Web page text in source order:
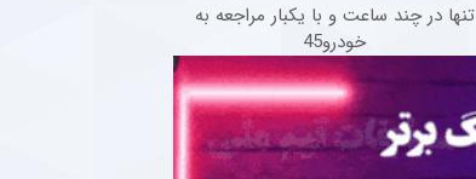
تنها در چند ساعت و با یکبار مراجعه به
خودرو45